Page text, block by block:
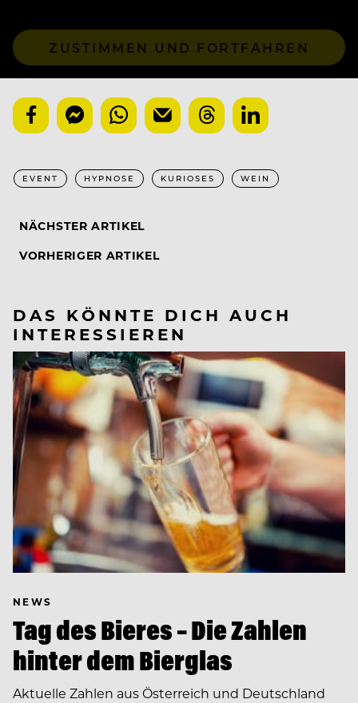
ZUSTIMMEN UND FORTFAHREN
EVENT HYPNOSE KURIOSES WEIN
NÄCHSTER ARTIKEL
VORHERIGER ARTIKEL
DAS KÖNNTE DICH AUCH
INTERESSIEREN
NEWS
Tag des Bieres – Die Zahlen
hinter dem Bierglas
Aktuelle Zahlen aus Österreich und Deutschland